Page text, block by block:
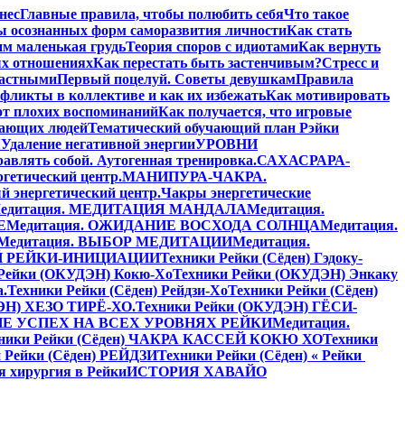
Главные правила, чтобы полюбить себяЧто такое
осознанных форм саморазвития личностиКак стать
маленькая грудьТеория споров с идиотамиКак вернуть
отношенияхКак перестать быть застенчивым?Стресс и
Первый поцелуй. Советы девушкамПравила
в коллективе и как их избежатьКак мотивировать
плохих воспоминанийКак получается, что игровые
людейТематический обучающий план Рэйки
Удаление негативной энергииУРОВНИ
собой. Аутогенная тренировка.САХАСРАРА-
центр.МАНИПУРА-ЧАКРА.
центр.Чакры энергетические
МЕДИТАЦИЯ МАНДАЛАМедитация.
Медитация. ОЖИДАНИЕ ВОСХОДА СОЛНЦАМедитация.
ВЫБОР МЕДИТАЦИИМедитация.
РЕЙКИ-ИНИЦИАЦИИТехники Рейки (Сёден) Гэдоку-
(ОКУДЭН) Кокю-ХоТехники Рейки (ОКУДЭН) Энкаку
Техники Рейки (Сёден) Рейдзи-ХоТехники Рейки (Сёден)
ХЕЗО ТИРЁ-ХО.Техники Рейки (ОКУДЭН) ГЁСИ-
УСПЕХ НА ВСЕХ УРОВНЯХ РЕЙКИМедитация.
Рейки (Сёден) ЧАКРА КАССЕЙ КОКЮ ХОТехники
Рейки (Сёден) РЕЙДЗИТехники Рейки (Сёден) « Рейки
хирургия в РейкиИСТОРИЯ ХАВАЙО